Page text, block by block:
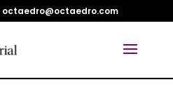
octaedro@octaedro.com